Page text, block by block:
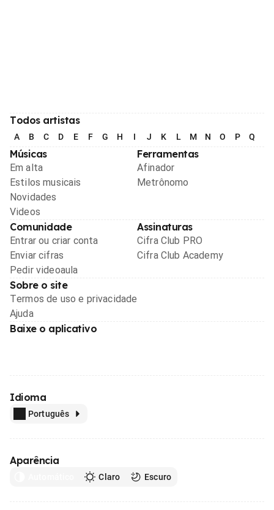
Todos artistas
A B C D E F G H I J K L M N O P Q
Músicas
Em alta
Estilos musicais
Novidades
Videos
Ferramentas
Afinador
Metrônomo
Comunidade
Entrar ou criar conta
Enviar cifras
Pedir videoaula
Assinaturas
Cifra Club PRO
Cifra Club Academy
Sobre o site
Termos de uso e privacidade
Ajuda
Baixe o aplicativo
Idioma
Português
Aparência
Claro Escuro